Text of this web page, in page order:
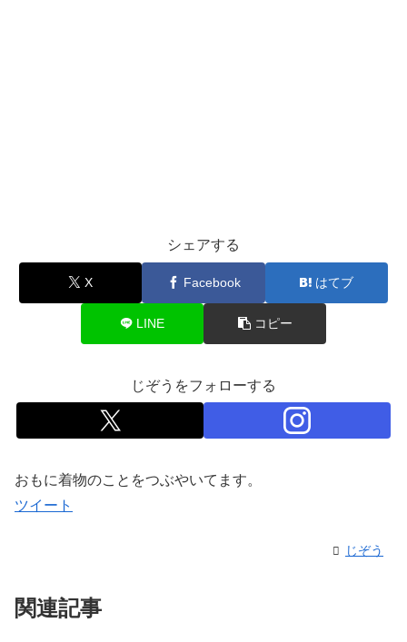
シェアする
X Facebook はてブ
LINE コピー
じぞうをフォローする
おもに着物のことをつぶやいてます。
ツイート
じぞう
関連記事